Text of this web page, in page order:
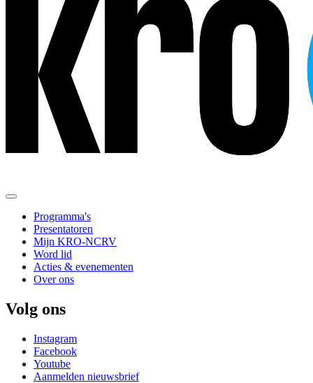
Programma's
Presentatoren
Mijn KRO-NCRV
Word lid
Acties & evenementen
Over ons
Volg ons
Instagram
Facebook
Youtube
Aanmelden nieuwsbrief